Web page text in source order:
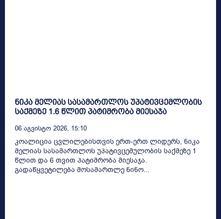
ნიკა მელიას სასამართლოს უპატივცემლობის
საქმეზე 1.6 წლით პატიმრობა მიესაჯა
06 Აგვისტო 2026, 15:10
კოალიცია ცვლილებისთვის ერთ-ერთ ლიდერს, ნიკა
მელიას სასამართლოს უპატივცემულობის საქმეზე 1
წლით და 6 თვით პატიმრობა მიესაჯა.
გადაწყვეტილება მოსამართლე ნინო...